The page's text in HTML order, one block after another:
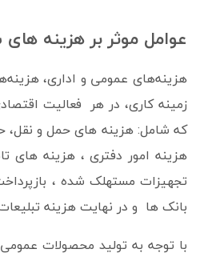
عوامل موثر بر هزینه
هزینه‌های عمومی و اداری،
زمینه کاری، در هر فعالیت
که شامل: هزینه های حمل و نقل،
هزینه امور دفتری ، هزینه های
تجهیزات مستهلک شده ،
بانک ها و در نهایت هزینه
با توجه به تولید محصولات